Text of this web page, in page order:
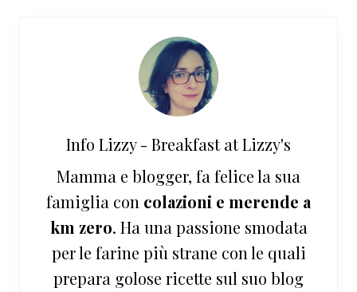
Info Lizzy - Breakfast at Lizzy's
Mamma e blogger, fa felice la sua
famiglia con colazioni e merende a
km zero. Ha una passione smodata
per le farine più strane con le quali
prepara golose ricette sul suo blog